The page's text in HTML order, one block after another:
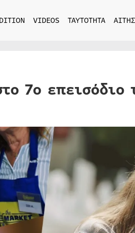
VIDEOS ΤΑΥΤΟΤΗΤΑ
7ο επεισόδιο